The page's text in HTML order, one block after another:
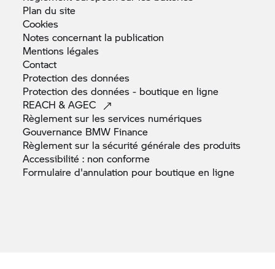
Plan dusite
Cookies
Notes concernant la publication
Mentions légales
Contact
Protection desdonnées
Protection des données - boutique en ligne
REACH &AGEC
Règlement sur les services numériques
Gouvernance BMW Finance
Règlement sur la sécurité générale des produits
Accessibilité : nonconforme
Formulaire d'annulation pour boutique en ligne